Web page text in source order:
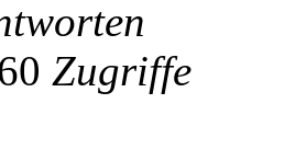
Zugriffe